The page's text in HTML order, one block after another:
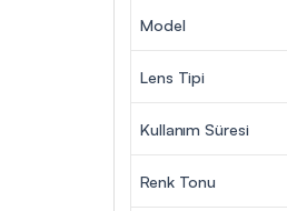
Model
Lens Tipi
Kullanım Süresi
Renk Tonu